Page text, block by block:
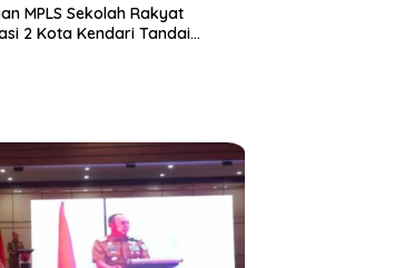
MPLS Sekolah Rakyat
2 Kota Kendari Tandai